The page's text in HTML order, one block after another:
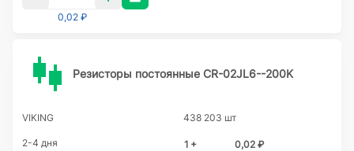
0,02 ₽
Резисторы постоянные CR-02JL6--200K
VIKING 438 203 шт
2-4 дня 1 + 0,02 ₽